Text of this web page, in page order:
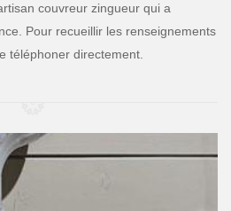
couvreur zingueur qui a
Pour recueillir les renseignements
téléphoner directement.